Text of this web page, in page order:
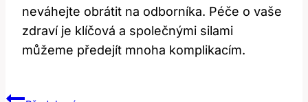
neváhejte obrátit na odborníka. Péče o vaše
zdraví je klíčová a společnými silami
můžeme předejít mnoha komplikacím.